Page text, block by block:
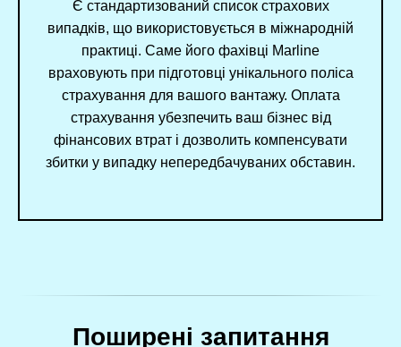
Є стандартизований список страхових
випадків, що використовується в міжнародній
практиці. Саме його фахівці Marline
враховують при підготовці унікального поліса
страхування для вашого вантажу. Оплата
страхування убезпечить ваш бізнес від
фінансових втрат і дозволить компенсувати
збитки у випадку непередбачуваних обставин.
Поширені запитання